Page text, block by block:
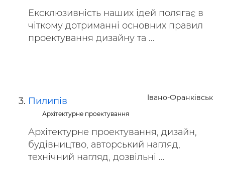
Ексклюзивність наших ідей полягає в
чіткому дотриманні основних правил
проектування дизайну та ...
Івано-Франківськ
Пилипів
Архітектурне проектування
Архітектурне проектування, дизайн,
будівництво, авторський нагляд,
технічний нагляд, дозвільні ...